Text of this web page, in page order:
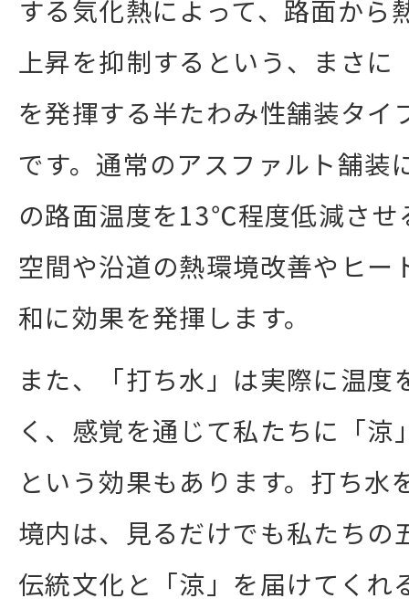
する気化熱によって、路面から
上昇を抑制するという、まさに
を発揮する半たわみ性舗装タイ
です。通常のアスファルト舗装
の路面温度を13℃程度低減させ
空間や沿道の熱環境改善やヒー
和に効果を発揮します。
また、「打ち水」は実際に温度
く、感覚を通じて私たちに「涼
という効果もあります。打ち水
境内は、見るだけでも私たちの
伝統文化と「涼」を届けてくれ